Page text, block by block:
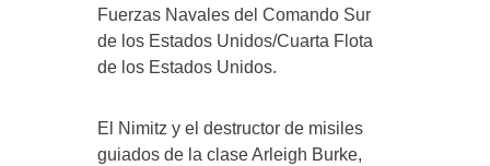
Fuerzas Navales del Comando Sur
de los Estados Unidos/Cuarta Flota
de los Estados Unidos.
El Nimitz y el destructor de misiles
guiados de la clase Arleigh Burke,